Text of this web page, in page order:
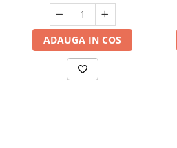
ADAUGA IN COS